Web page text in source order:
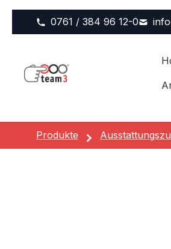
0761 / 384 96 12-0
Produkte